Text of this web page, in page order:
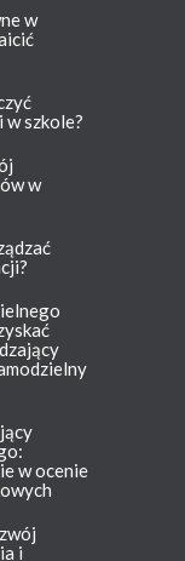
w
szkole?
w
w ocenie
i